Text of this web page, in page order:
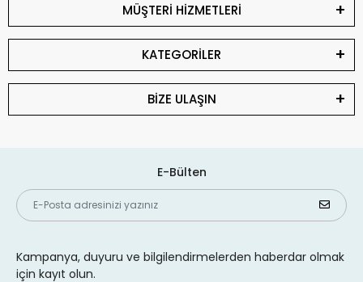
MÜŞTERİ HİZMETLERİ
KATEGORİLER
BİZE ULAŞIN
E-Bülten
Kampanya, duyuru ve bilgilendirmelerden haberdar olmak
için kayıt olun.